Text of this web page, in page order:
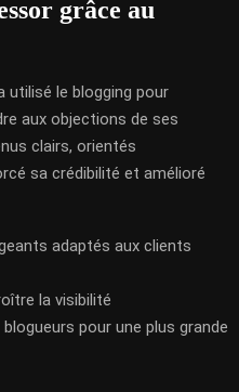
grâce au
utilisé le blogging pour
aux objections de ses
clairs, orientés
sa crédibilité et amélioré
adaptés aux clients
la visibilité
pour une plus grande